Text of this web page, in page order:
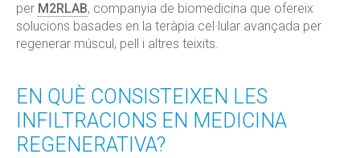
per M2RLAB, companyia de biomedicina que ofereix
solucions basades en la teràpia cel·lular avançada per
regenerar múscul, pell i altres teixits.
EN QUÈ CONSISTEIXEN LES
INFILTRACIONS EN MEDICINA
REGENERATIVA?